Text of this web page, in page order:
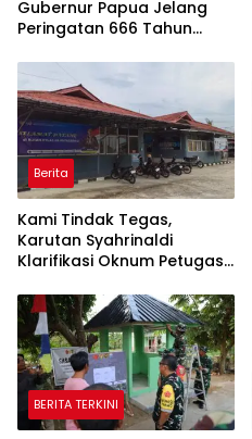
Gubernur Papua Jelang
Peringatan 666 Tahun
Berita
Kami Tindak Tegas,
Karutan Syahrinaldi
Klarifikasi Oknum Petugas
Komentar Pedas Kasus
Pasien BPJS
BERITA TERKINI